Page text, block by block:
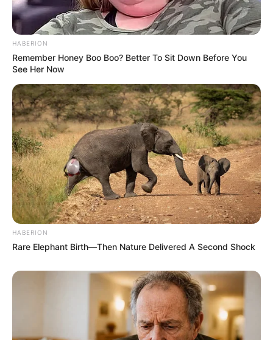
HABERION
Remember Honey Boo Boo? Better To Sit Down Before You
See Her Now
HABERION
Rare Elephant Birth—Then Nature Delivered A Second Shock